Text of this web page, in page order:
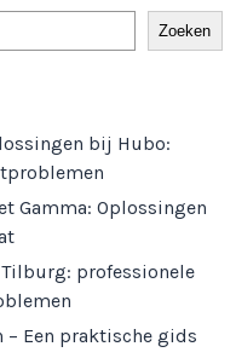
Zoeken
bij Hubo:
Gamma: Oplossingen
professionele
– Een praktische gids